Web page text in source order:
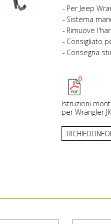
Per Jeep
Sistema
Rimuove
Consigliato
Consegna
Istruzioni
per Wrangler
RICHIEDI